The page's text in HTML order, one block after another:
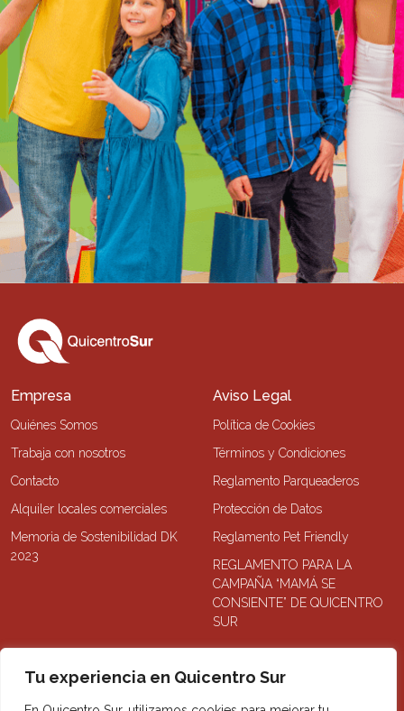
Tu experiencia en Quicentro Sur
Empresa
Quiénes Somos
Trabaja con nosotros
Contacto
Alquiler locales comerciales
Memoria de Sostenibilidad DK
2023
Aviso Legal
Política de Cookies
Términos y Condiciones
Reglamento Parqueaderos
Protección de Datos
Reglamento Pet Friendly
REGLAMENTO PARA LA
CAMPAÑA “MAMÁ SE
CONSIENTE” DE QUICENTRO
SUR